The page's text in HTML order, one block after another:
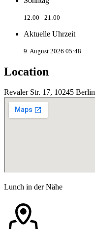
12:00 - 21:00
Aktuelle Uhrzeit
9. August 2026 05:48
Location
Revaler Str. 17, 10245 Berlin
Lunch in der Nähe